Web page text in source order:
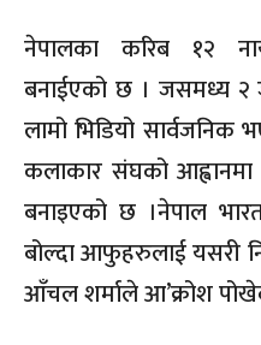
नेपालका करिब १२
बनाईएको छ । जसमध्य २
लामो भिडियो सार्वजनिक
कलाकार संघको
बनाइएको छ ।नेपाल
बोल्दा आफुहरुलाई यसरी
आँचल शर्माले आ’क्रोश